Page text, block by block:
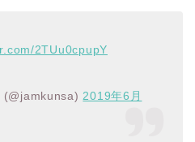
2TUu0cpupY
2019年6月